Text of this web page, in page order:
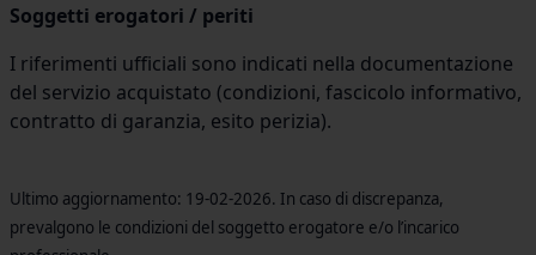
Soggetti erogatori / periti
I riferimenti ufficiali sono indicati nella documentazione
del servizio acquistato (condizioni, fascicolo informativo,
contratto di garanzia, esito perizia).
Ultimo aggiornamento: 19-02-2026. In caso di discrepanza,
prevalgono le condizioni del soggetto erogatore e/o l’incarico